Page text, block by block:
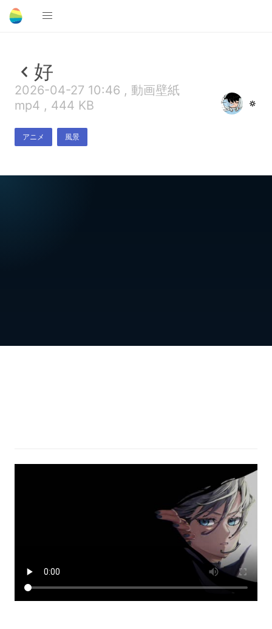
好
2026-04-27 10:46 , 動画壁紙
mp4 , 444 KB
アニメ 風景
🔅